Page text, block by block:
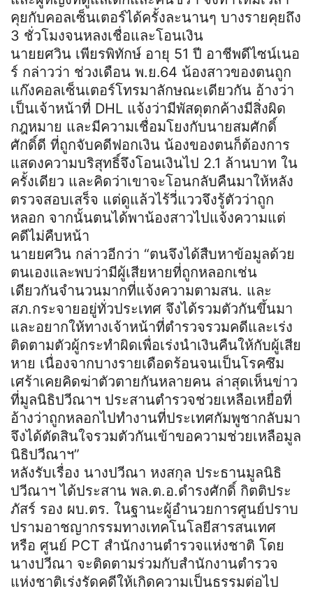
คุยกับคอลเซ็นเตอร์ได้ครั้งละนานๆ บางรายคุยถึง
3 ชั่วโมงจนหลงเชื่อและโอนเงิน
นายยศวิน เพียรพิทักษ์ อายุ 51 ปี อาชีพดีไซน์เนอ
ร์ กล่าวว่า ช่วงเดือน พ.ย.64 น้องสาวของตนถูก
แก๊งคอลเซ็นเตอร์โทรมาลักษณะเดียวกัน อ้างว่า
เป็นเจ้าหน้าที่ DHL แจ้งว่ามีพัสดุตกค้างมีสิ่งผิด
กฎหมาย และมีความเชื่อมโยงกับนายสมศักดิ์
ศักดิ์ดี ที่ถูกจับคดีฟอกเงิน น้องของตนก็ต้องการ
แสดงความบริสุทธิ์จึงโอนเงินไป 2.1 ล้านบาท ใน
ครั้งเดียว และคิดว่าเขาจะโอนกลับคืนมาให้หลัง
ตรวจสอบเสร็จ แต่ดูแล้วไร้วี่แววจึงรู้ตัวว่าถูก
หลอก จากนั้นตนได้พาน้องสาวไปแจ้งความแต่
คดีไม่คืบหน้า
นายยศวิน กล่าวอีกว่า “ตนจึงได้สืบหาข้อมูลด้วย
ตนเองและพบว่ามีผู้เสียหายที่ถูกหลอกเช่น
เดียวกันจำนวนมากที่แจ้งความตามสน. และ
สภ.กระจายอยู่ทั่วประเทศ จึงได้รวมตัวกันขึ้นมา
และอยากให้ทางเจ้าหน้าที่ตำรวจรวมคดีและเร่ง
ติดตามตัวผู้กระทำผิดเพื่อเร่งนำเงินคืนให้กับผู้เสีย
หาย เนื่องจากบางรายเดือดร้อนจนเป็นโรคซึม
เศร้าเคยคิดฆ่าตัวตายกันหลายคน ล่าสุดเห็นข่าว
ที่มูลนิธิปวีณาฯ ประสานตำรวจช่วยเหลือเหยื่อที่
อ้างว่าถูกหลอกไปทำงานที่ประเทศกัมพูชากลับมา
จึงได้ตัดสินใจรวมตัวกันเข้าขอความช่วยเหลือมูล
นิธิปวีณาฯ”
หลังรับเรื่อง นางปวีณา หงสกุล ประธานมูลนิธิ
ปวีณาฯ ได้ประสาน พล.ต.อ.ดำรงศักดิ์ กิตติประ
ภัสร์ รอง ผบ.ตร. ในฐานะผู้อำนวยการศูนย์ปราบ
ปรามอาชญากรรมทางเทคโนโลยีสารสนเทศ
หรือ ศูนย์ PCT สำนักงานตำรวจแห่งชาติ โดย
นางปวีณา จะติดตามร่วมกับสำนักงานตำรวจ
แห่งชาติเร่งรัดคดีให้เกิดความเป็นธรรมต่อไป